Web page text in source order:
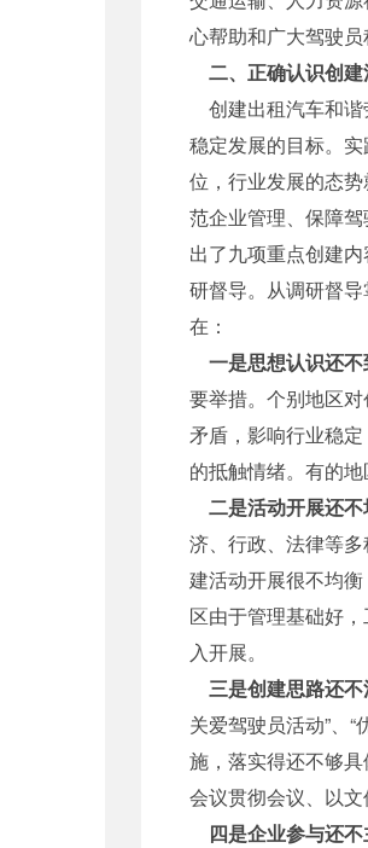
心帮助和广大驾驶
二、正确认识创
创建出租汽车和谐
稳定发展的目标。
位，行业发展的态
范企业管理、保障
出了九项重点创建
研督导。从调研督
在：
一是思想认识还不
要举措。个别地区
矛盾，影响行业稳
的抵触情绪。有的
二是活动开展还不
济、行政、法律等
建活动开展很不均
区由于管理基础好
入开展。
三是创建思路还不
关爱驾驶员活动”、
施，落实得还不够
会议贯彻会议、以
四是企业参与还不